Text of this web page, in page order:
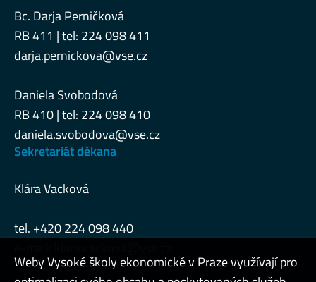
Bc. Darja Perničková
RB 411 | tel: 224 098 411
darja.pernickova@vse.cz
Daniela Svobodová
RB 410 | tel: 224 098 410
daniela.svobodova@vse.cz
Sekretariát děkana
Klára Vacková
tel. +420 224 098 440
Weby Vysoké školy ekonomické v Praze využívají pro